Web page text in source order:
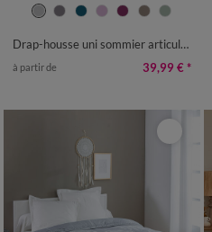
Drap-housse uni sommier articulé flanelle 160 g/m² - bonnet 26 cm
à partir de 39,99 € *